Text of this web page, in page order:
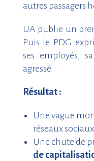
autres passagers
UA publie un
Puis le PDG
ses employés,
agressé.
Résultat :
Une vague
réseaux
Une chute de
de